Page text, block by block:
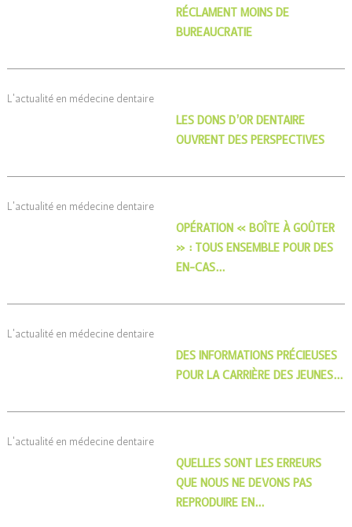
RÉCLAMENT MOINS DE
BUREAUCRATIE
L'actualité en médecine dentaire
LES DONS D’OR DENTAIRE
OUVRENT DES PERSPECTIVES
L'actualité en médecine dentaire
OPÉRATION « BOÎTE À GOÛTER
» : TOUS ENSEMBLE POUR DES
EN-CAS…
L'actualité en médecine dentaire
DES INFORMATIONS PRÉCIEUSES
POUR LA CARRIÈRE DES JEUNES…
L'actualité en médecine dentaire
QUELLES SONT LES ERREURS
QUE NOUS NE DEVONS PAS
REPRODUIRE EN…